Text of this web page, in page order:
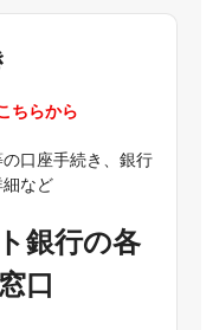
ちらから
口座手続き、銀行
など
銀行の各
口